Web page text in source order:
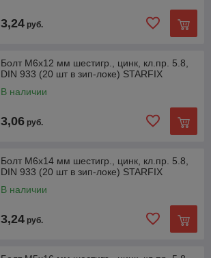
3,24 руб.
Болт М6х12 мм шестигр., цинк, кл.пр. 5.8,
DIN 933 (20 шт в зип-локе) STARFIX
В наличии
3,06 руб.
Болт М6х14 мм шестигр., цинк, кл.пр. 5.8,
DIN 933 (20 шт в зип-локе) STARFIX
В наличии
3,24 руб.